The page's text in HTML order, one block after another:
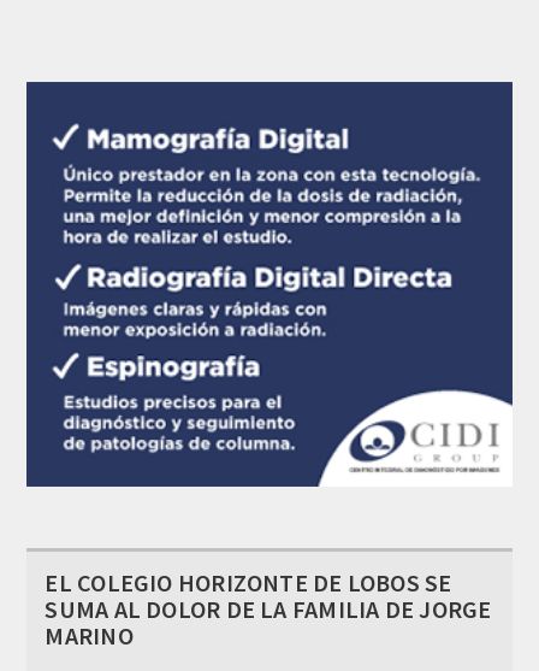
EL COLEGIO HORIZONTE DE LOBOS SE
SUMA AL DOLOR DE LA FAMILIA DE JORGE
MARINO